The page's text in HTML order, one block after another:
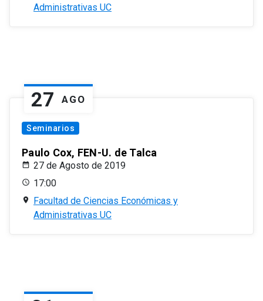
Administrativas UC
27 AGO
Seminarios
Paulo Cox, FEN-U. de Talca
27 de Agosto de 2019
17:00
Facultad de Ciencias Económicas y
Administrativas UC